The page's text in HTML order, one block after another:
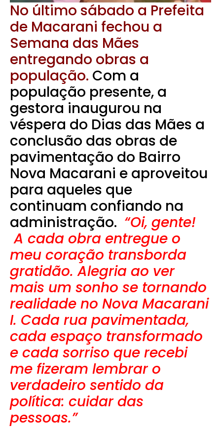
No último sábado a Prefeita
de Macarani fechou a
Semana das Mães
entregando obras a
população. Com a
população presente, a
gestora inaugurou na
véspera do Dias das Mães a
conclusão das obras de
pavimentação do Bairro
Nova Macarani e aproveitou
para aqueles que
continuam confiando na
administração. “Oi, gente!
A cada obra entregue o
meu coração transborda
gratidão. Alegria ao ver
mais um sonho se tornando
realidade no Nova Macarani
I. Cada rua pavimentada,
cada espaço transformado
e cada sorriso que recebi
me fizeram lembrar o
verdadeiro sentido da
política: cuidar das
pessoas.”